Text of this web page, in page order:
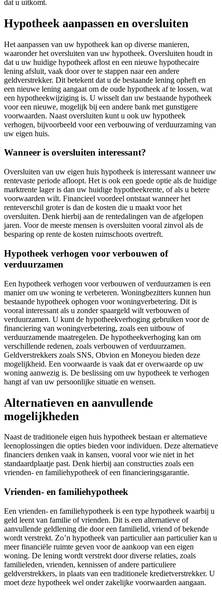
dat u uitkomt.
Hypotheek aanpassen en oversluiten
Het aanpassen van uw hypotheek kan op diverse manieren,
waaronder het oversluiten van uw hypotheek. Oversluiten houdt in
dat u uw huidige hypotheek aflost en een nieuwe hypothecaire
lening afsluit, vaak door over te stappen naar een andere
geldverstrekker. Dit betekent dat u de bestaande lening opheft en
een nieuwe lening aangaat om de oude hypotheek af te lossen, wat
een hypotheekwijziging is. U wisselt dan uw bestaande hypotheek
voor een nieuwe, mogelijk bij een andere bank met gunstigere
voorwaarden. Naast oversluiten kunt u ook uw hypotheek
verhogen, bijvoorbeeld voor een verbouwing of verduurzaming van
uw eigen huis.
Wanneer is oversluiten interessant?
Oversluiten van uw eigen huis hypotheek is interessant wanneer uw
rentevaste periode afloopt. Het is ook een goede optie als de huidige
marktrente lager is dan uw huidige hypotheekrente, of als u betere
voorwaarden wilt. Financieel voordeel ontstaat wanneer het
renteverschil groter is dan de kosten die u maakt voor het
oversluiten. Denk hierbij aan de rentedalingen van de afgelopen
jaren. Voor de meeste mensen is oversluiten vooral zinvol als de
besparing op rente de kosten ruimschoots overtreft.
Hypotheek verhogen voor verbouwen of
verduurzamen
Een hypotheek verhogen voor verbouwen of verduurzamen is een
manier om uw woning te verbeteren. Woningbezitters kunnen hun
bestaande hypotheek ophogen voor woningverbetering. Dit is
vooral interessant als u zonder spaargeld wilt verbouwen of
verduurzamen. U kunt de hypotheekverhoging gebruiken voor de
financiering van woningverbetering, zoals een uitbouw of
verduurzamende maatregelen. De hypotheekverhoging kan om
verschillende redenen, zoals verbouwen of verduurzamen.
Geldverstrekkers zoals SNS, Obvion en Moneyou bieden deze
mogelijkheid. Een voorwaarde is vaak dat er overwaarde op uw
woning aanwezig is. De beslissing om uw hypotheek te verhogen
hangt af van uw persoonlijke situatie en wensen.
Alternatieven en aanvullende
mogelijkheden
Naast de traditionele eigen huis hypotheek bestaan er alternatieve
leenoplossingen die opties bieden voor individuen. Deze alternatieve
financiers denken vaak in kansen, vooral voor wie niet in het
standaardplaatje past. Denk hierbij aan constructies zoals een
vrienden- en familiehypotheek of een financieringsgarantie.
Vrienden- en familiehypotheek
Een vrienden- en familiehypotheek is een type hypotheek waarbij u
geld leent van familie of vrienden. Dit is een alternatieve of
aanvullende geldlening die door een familielid, vriend of bekende
wordt verstrekt. Zo’n hypotheek van particulier aan particulier kan u
meer financiële ruimte geven voor de aankoop van een eigen
woning. De lening wordt verstrekt door diverse relaties, zoals
familieleden, vrienden, kennissen of andere particuliere
geldverstrekkers, in plaats van een traditionele kredietverstrekker. U
moet deze hypotheek wel onder zakelijke voorwaarden aangaan.